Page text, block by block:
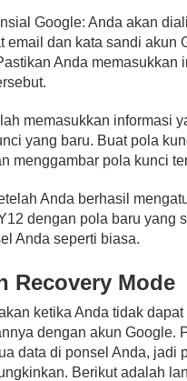
Google: Anda akan
email dan kata sandi akun
Anda memasukkan
memasukkan informasi
yang baru. Buat pola
menggambar pola kunci
Anda berhasil
dengan pola baru yang
Anda seperti biasa.
Recovery Mode
ketika Anda tidak
dengan akun Google.
data di ponsel Anda, jadi
Berikut adalah